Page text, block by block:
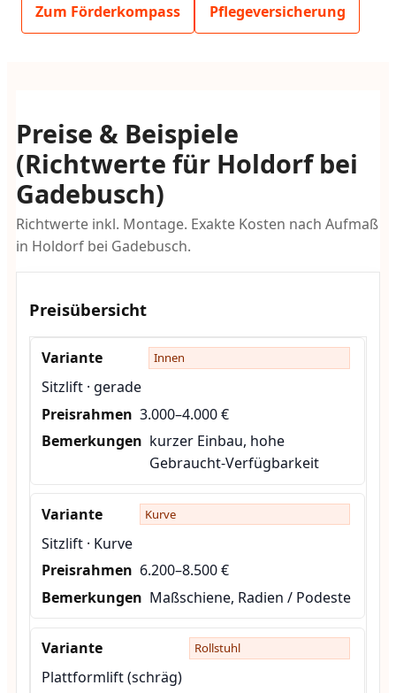
Zum Förderkompass Pflegeversicherung
Preise & Beispiele
(Richtwerte für Holdorf bei
Gadebusch)
Richtwerte inkl. Montage. Exakte Kosten nach Aufmaß
in Holdorf bei Gadebusch.
Preisübersicht
Innen
Sitzlift · gerade
3.000–4.000 €
kurzer Einbau, hohe
Gebraucht-Verfügbarkeit
Kurve
Sitzlift · Kurve
6.200–8.500 €
Maßschiene, Radien / Podeste
Rollstuhl
Plattformlift (schräg)